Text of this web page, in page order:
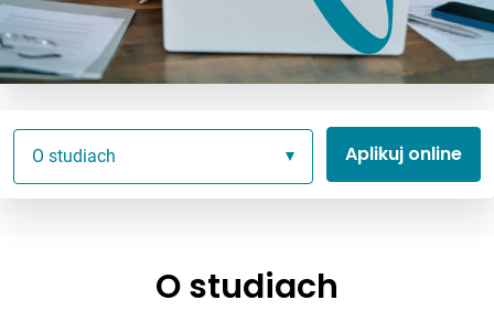
O studiach Aplikuj online
O studiach